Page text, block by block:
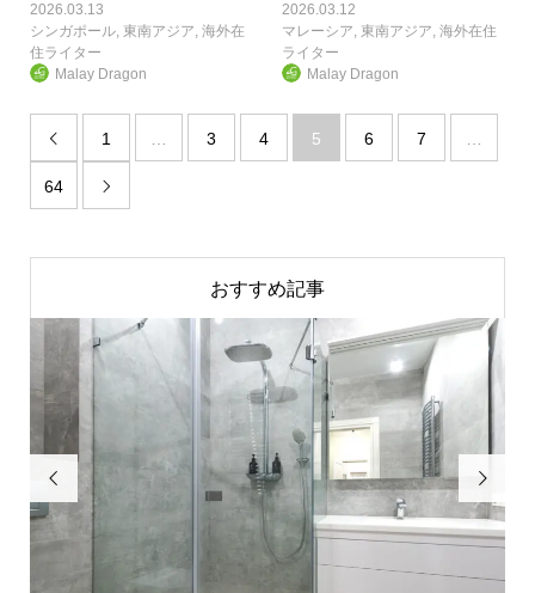
2026.03.13
シンガポール, 東南アジア, 海外在
住ライター
Malay Dragon
2026.03.12
マレーシア, 東南アジア,海外在住
ライター
Malay Dragon
 1 … 3 4 5 6 7 …
64 
おすすめ記事
 